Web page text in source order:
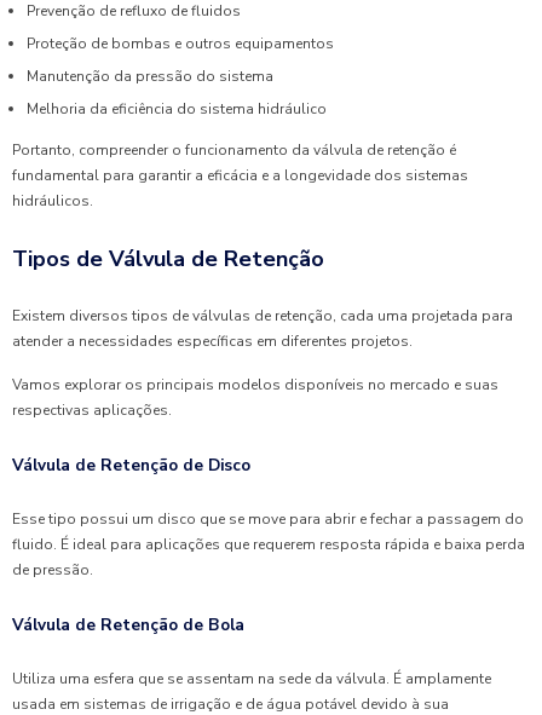
Prevenção de refluxo de fluidos
Proteção de bombas e outros equipamentos
Manutenção da pressão do sistema
Melhoria da eficiência do sistema hidráulico
Portanto, compreender o funcionamento da válvula de retenção é
fundamental para garantir a eficácia e a longevidade dos sistemas
hidráulicos.
Tipos de Válvula de Retenção
Existem diversos tipos de válvulas de retenção, cada uma projetada para
atender a necessidades específicas em diferentes projetos.
Vamos explorar os principais modelos disponíveis no mercado e suas
respectivas aplicações.
Válvula de Retenção de Disco
Esse tipo possui um disco que se move para abrir e fechar a passagem do
fluido. É ideal para aplicações que requerem resposta rápida e baixa perda
de pressão.
Válvula de Retenção de Bola
Utiliza uma esfera que se assentam na sede da válvula. É amplamente
usada em sistemas de irrigação e de água potável devido à sua